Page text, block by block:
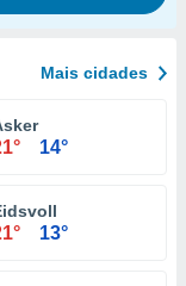
Mais cidades
14°
13°